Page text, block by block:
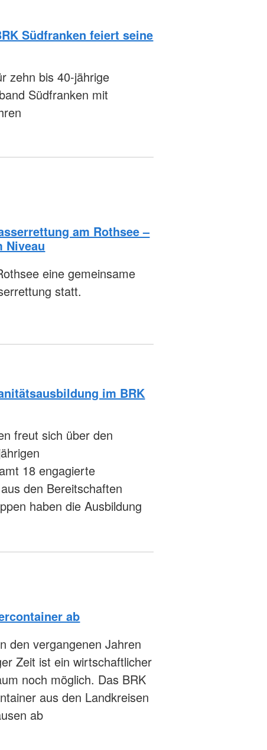
Südfranken feiert seine
zehn bis 40-jährige
Südfranken mit
am Rothsee –
Niveau
eine gemeinsame
statt.
im BRK
freut sich über den
18 engagierte
den Bereitschaften
haben die Ausbildung
ab
den vergangenen Jahren
Zeit ist ein wirtschaftlicher
noch möglich. Das BRK
aus den Landkreisen
ab